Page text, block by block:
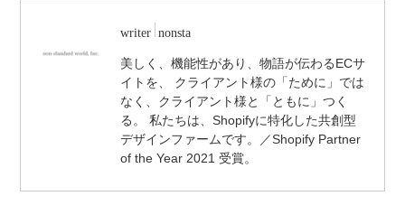
writer nonsta
美しく、機能性があり、物語が伝わるECサ
イトを、 クライアント様の「ために」では
なく、クライアント様と「ともに」つく
る。 私たちは、Shopifyに特化した共創型
デザインファームです。／Shopify Partner
of the Year 2021 受賞。